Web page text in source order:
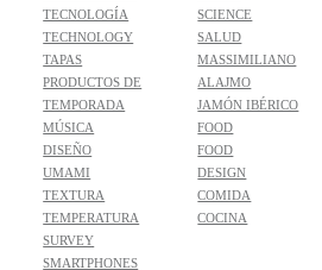
TECNOLOGÍA
TECHNOLOGY
TAPAS
PRODUCTOS DE
TEMPORADA
MÚSICA
DISEÑO
UMAMI
TEXTURA
TEMPERATURA
SURVEY
SMARTPHONES
SCIENCE
SALUD
MASSIMILIANO
ALAJMO
JAMÓN IBÉRICO
FOOD
FOOD
DESIGN
COMIDA
COCINA